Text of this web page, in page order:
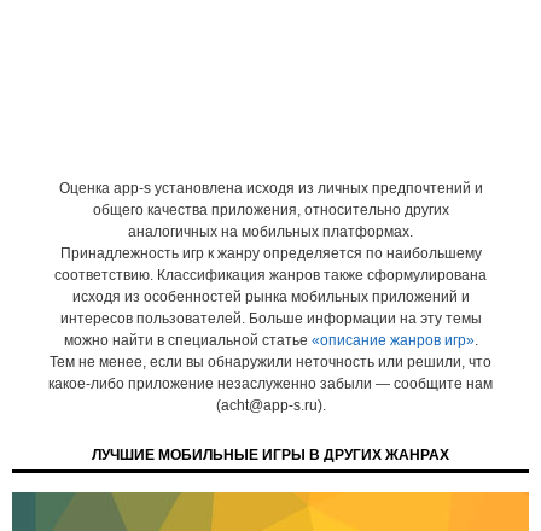
Оценка app-s установлена исходя из личных предпочтений и
общего качества приложения, относительно других
аналогичных на мобильных платформах.
Принадлежность игр к жанру определяется по наибольшему
соответствию. Классификация жанров также сформулирована
исходя из особенностей рынка мобильных приложений и
интересов пользователей. Больше информации на эту темы
можно найти в специальной статье «описание жанров игр».
Тем не менее, если вы обнаружили неточность или решили, что
какое-либо приложение незаслуженно забыли — сообщите нам
(acht@app-s.ru).
ЛУЧШИЕ МОБИЛЬНЫЕ ИГРЫ В ДРУГИХ ЖАНРАХ